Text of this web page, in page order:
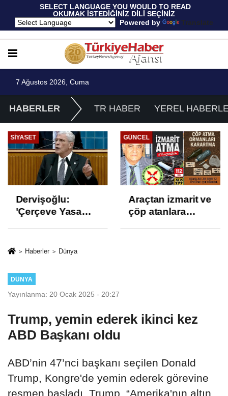
SELECT LANGUAGE YOU WOULD TO READ
OKUMAK İSTEDİĞİNİZ DİLİ SEÇİNİZ
Powered by
Translate
7 Ağustos 2026, Cuma
HABERLER TR HABER YEREL
SIYASET
Dervişoğlu:
'Çerçeve Yasa
ve İhanet
GÜNCEL
Araçtan izmarit ve
çöp atanlara
Haberler Dünya
DÜNYA
Yayınlanma: 20 Ocak 2025 - 20:27
Trump, yemin ederek ikinci kez
ABD Başkanı oldu
ABD’nin 47’nci başkanı seçilen Donald
Trump, Kongre'de yemin ederek görevine
resmen başladı. Trump, “Amerika'nın altın